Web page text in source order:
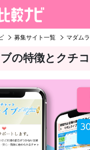
募集サイト一覧 マダム
の特徴とクチコ